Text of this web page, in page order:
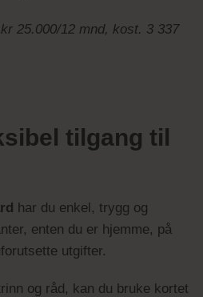
25.000/12 mnd, kost. 3 337
tilgang til
har du enkel, trygg og
enten du er hjemme, på
utgifter.
og råd, kan du bruke kortet